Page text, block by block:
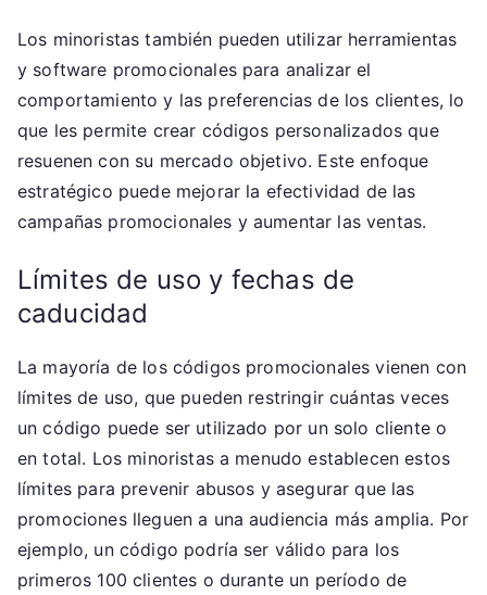
Los minoristas también pueden utilizar herramientas
y software promocionales para analizar el
comportamiento y las preferencias de los clientes, lo
que les permite crear códigos personalizados que
resuenen con su mercado objetivo. Este enfoque
estratégico puede mejorar la efectividad de las
campañas promocionales y aumentar las ventas.
Límites de uso y fechas de
caducidad
La mayoría de los códigos promocionales vienen con
límites de uso, que pueden restringir cuántas veces
un código puede ser utilizado por un solo cliente o
en total. Los minoristas a menudo establecen estos
límites para prevenir abusos y asegurar que las
promociones lleguen a una audiencia más amplia. Por
ejemplo, un código podría ser válido para los
primeros 100 clientes o durante un período de